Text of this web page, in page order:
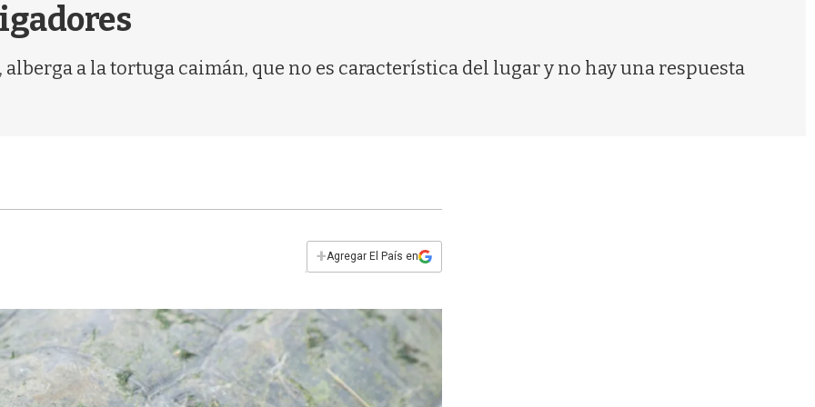
alberga a la tortuga caimán, que no es característica del lugar y no hay una respuesta
+Agregar El País en